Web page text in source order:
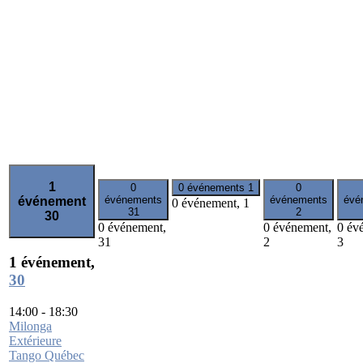
1
événement
30
1 événement,
30
14:00 - 18:30
Milonga
Extérieure
Tango Québec
0
événements
31
0 événement,
31
0 événements 1
0 événement, 1
0
événements
2
0 événement,
2
0
3